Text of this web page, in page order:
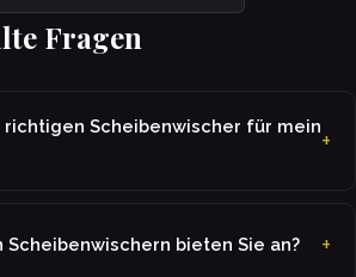
Fragen
Scheibenwischer für mein
Scheibenwischern bieten Sie an?